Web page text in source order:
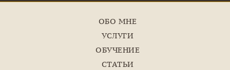
ОБО МНЕ
УСЛУГИ
ОБУЧЕНИЕ
СТАТЬИ